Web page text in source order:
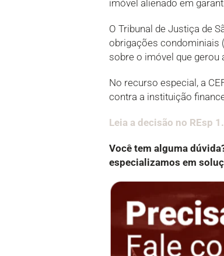
imóvel alienado em
O Tribunal de Justiça de
obrigações condominiais
sobre o imóvel que gerou
No recurso especial, a
contra a instituição
Leia a decisão no REsp
Você tem alguma
especializamos em